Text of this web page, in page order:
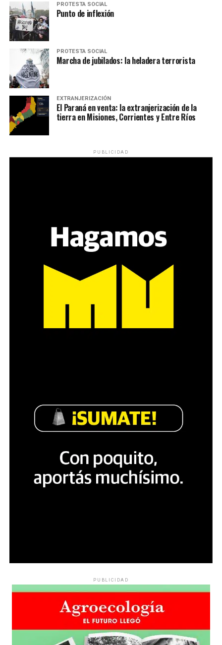
PROTESTA SOCIAL
Punto de inflexión
PROTESTA SOCIAL
Marcha de jubilados: la heladera terrorista
EXTRANJERIZACIÓN
El Paraná en venta: la extranjerización de la
tierra en Misiones, Corrientes y Entre Ríos
PUBLICIDAD
PUBLICIDAD